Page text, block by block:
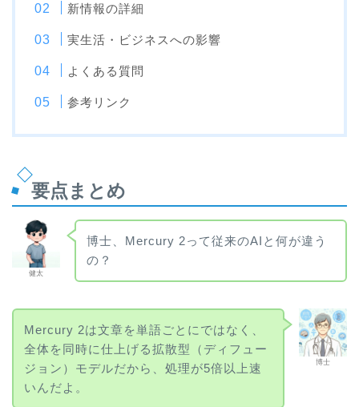
新情報の詳細
実生活・ビジネスへの影響
よくある質問
参考リンク
要点まとめ
健太
博士、Mercury 2って従来のAIと何が違う
の？
博士
Mercury 2は文章を単語ごとにではなく、
全体を同時に仕上げる拡散型（ディフュー
ジョン）モデルだから、処理が5倍以上速
いんだよ。